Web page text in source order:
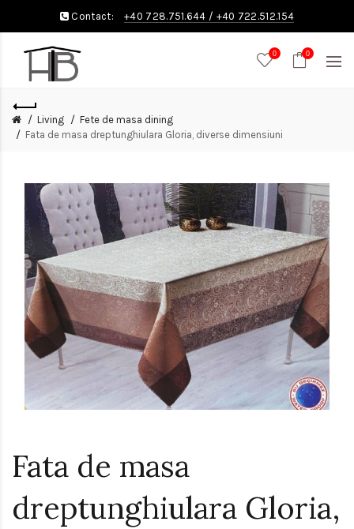
Contact: +40 728.751.644 / +40 722.512.154
0 0
Living
Fete de masa dining
Fata de masa dreptunghiulara Gloria, diverse dimensiuni
Fata de masa
dreptunghiulara Gloria,